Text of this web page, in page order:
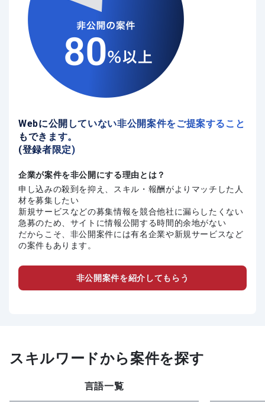
Webに公開していない非公開案件をご提案すること
もできます。
(登録者限定)
企業が案件を非公開にする理由とは？
申し込みの殺到を抑え、スキル・報酬がよりマッチした人
材を募集したい
新規サービスなどの募集情報を競合他社に漏らしたくない
急募のため、サイトに情報公開する時間的余地がない
だからこそ、非公開案件には有名企業や新規サービスなど
の案件もあります。
非公開案件を紹介してもらう
スキルワードから案件を探す
言語一覧